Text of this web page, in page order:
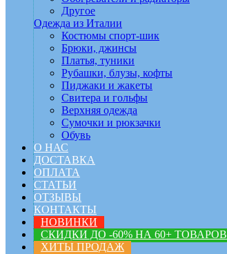
Другое
Одежда из Италии
Костюмы спорт-шик
Брюки, джинсы
Платья, туники
Рубашки, блузы, кофты
Пиджаки и жакеты
Свитера и гольфы
Верхняя одежда
Сумочки и рюкзачки
Обувь
О НАС
ДОСТАВКА
ОПЛАТА
СТАТЬИ
ОТЗЫВЫ
КОНТАКТЫ
НОВИНКИ
СКИДКИ ДО -60% НА 60+ ТОВАРОВ
ХИТЫ ПРОДАЖ